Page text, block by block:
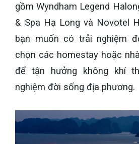
gồm Wyndham Legend
& Spa Hạ Long và Novotel
bạn muốn có trải nghiệm
chọn các homestay hoặc
để tận hưởng không khí
nghiệm đời sống địa phương.